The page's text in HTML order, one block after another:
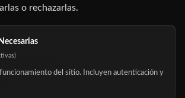
26 o rechazarlas.
funcionamiento del sitio. Incluyen autenticación y